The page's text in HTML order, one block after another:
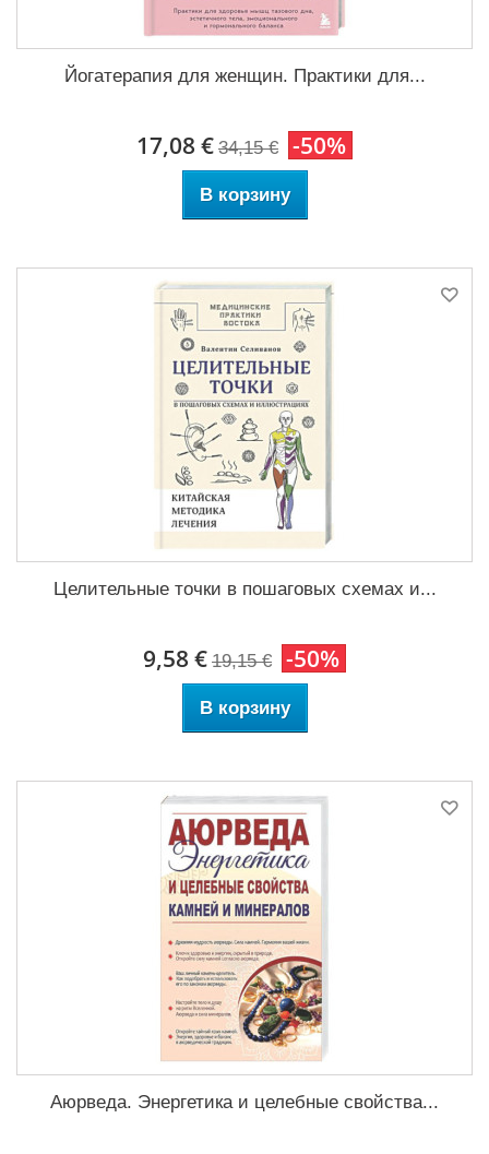
Йогатерапия для женщин. Практики для...
17,08 € 34,15 € -50%
В корзину
Целительные точки в пошаговых схемах и...
9,58 € 19,15 € -50%
В корзину
Аюрведа. Энергетика и целебные свойства...